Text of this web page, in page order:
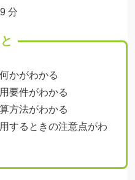
9 分
かがわかる
要件がわかる
方法がわかる
するときの注意点がわ